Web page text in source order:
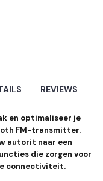
REVIEWS
en optimaliseer je
FM-transmitter.
autorit naar een
die zorgen voor
connectiviteit.